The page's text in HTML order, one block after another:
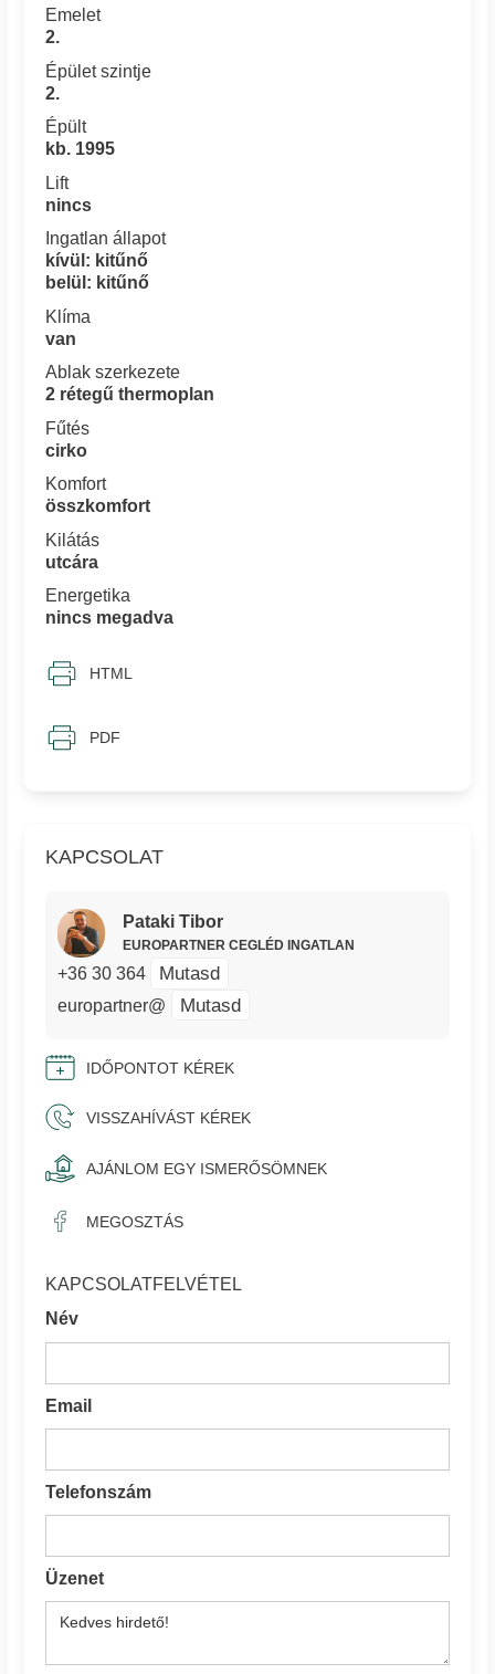
KAPCSOLAT
Pataki Tibor
EUROPARTNER CEGLÉD INGATLAN
+36 30 364 Mutasd
europartner@ Mutasd
IDŐPONTOT KÉREK
VISSZAHÍVÁST KÉREK
AJÁNLOM EGY ISMERŐSÖMNEK
MEGOSZTÁS
KAPCSOLATFELVÉTEL
Név
Email
Telefonszám
Üzenet
Emelet
2.
Épület szintje
2.
Épült
kb. 1995
Lift
nincs
Ingatlan állapot
kívül: kitűnő
belül: kitűnő
Klíma
van
Ablak szerkezete
2 rétegű thermoplan
Fűtés
cirko
Komfort
összkomfort
Kilátás
utcára
Energetika
nincs megadva
HTML
PDF